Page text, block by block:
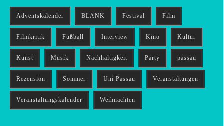
Adventskalender BLANK Festival Film
Filmkritik Fußball Interview Kino Kultur
Kunst Musik Nachhaltigkeit Party passau
Rezension Sommer Uni Passau Veranstaltungen
Veranstaltungskalender Weihnachten